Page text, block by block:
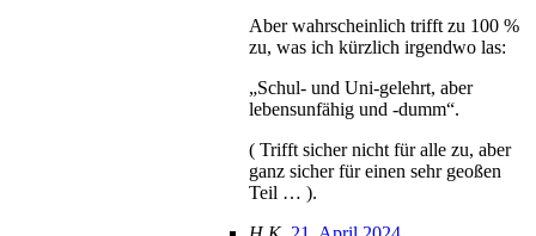
Aber wahrscheinlich trifft zu 100 %
zu, was ich kürzlich irgendwo las:
„Schul- und Uni-gelehrt, aber
lebensunfähig und -dumm“.
( Trifft sicher nicht für alle zu, aber
ganz sicher für einen sehr geoßen
Teil … ).